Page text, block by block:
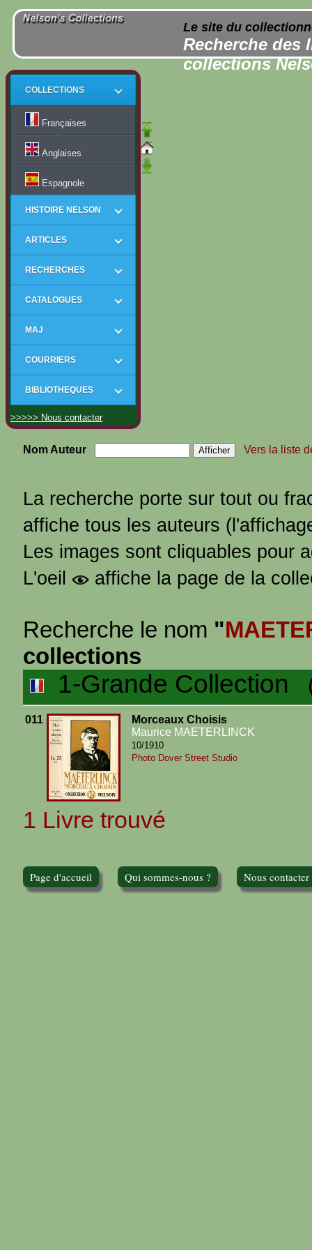
Le site du
Recherche des
collections
COLLECTIONS
Françaises
Anglaises
Espagnole
HISTOIRE NELSON
ARTICLES
RECHERCHES
CATALOGUES
MAJ
COURRIERS
BIBLIOTHEQUES
>>>>> Nous contacter
Nom Auteur Vers la liste
La recherche porte sur tout ou
affiche tous les auteurs
Les images sont cliquables pour
L'oeil
affiche la page de la
Recherche le nom "
collections
1-Grande Collection
011
Morceaux Choisis
Maurice MAETERLINCK
10/1910
Photo Dover Street Studio
1 Livre trouvé
Page d'accueil Qui sommes-nous ? Nous contacter